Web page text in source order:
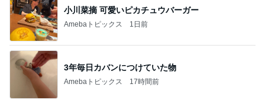
小川菜摘 可愛いピカチュウバーガー
Amebaトピックス 1日前
3年毎日カバンにつけていた物
Amebaトピックス 17時間前